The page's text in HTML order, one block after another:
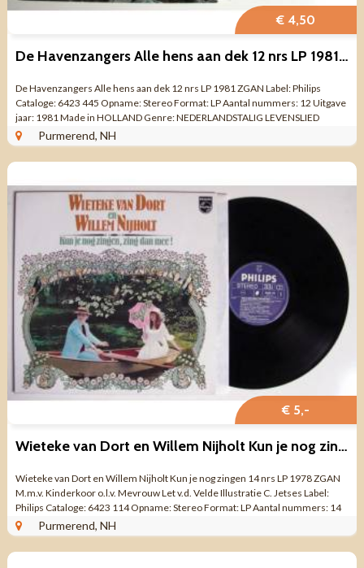
€ 4,50
De Havenzangers Alle hens aan dek 12 nrs LP 1981 ZGAN
De Havenzangers Alle hens aan dek 12 nrs LP 1981 ZGAN Label: Philips
Cataloge: 6423 445 Opname: Stereo Format: LP Aantal nummers: 12 Uitgave
jaar: 1981 Made in HOLLAND Genre: NEDERLANDSTALIG LEVENSLIED
Kwaliteit: ZO GOED ALS ...
Purmerend, NH
€ 5,-
Wieteke van Dort en Willem Nijholt Kun je nog zingen 14 nrs ZGAN
Wieteke van Dort en Willem Nijholt Kun je nog zingen 14 nrs LP 1978 ZGAN
M.m.v. Kinderkoor o.l.v. Mevrouw Let v.d. Velde Illustratie C. Jetses Label:
Philips Cataloge: 6423 114 Opname: Stereo Format: LP Aantal nummers: 14
...
Purmerend, NH